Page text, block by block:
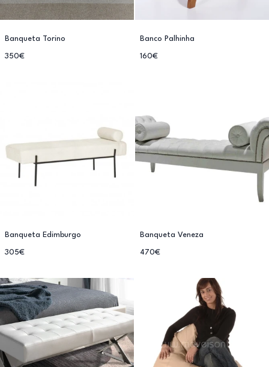
Banqueta Torino
350€
Banco Palhinha
160€
Banqueta Edimburgo
305€
Banqueta Veneza
470€